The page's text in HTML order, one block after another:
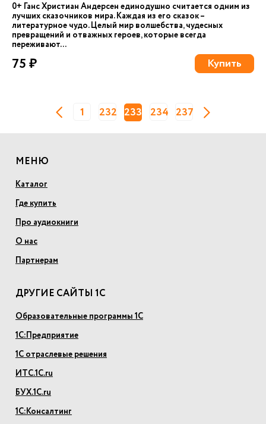
0+ Ганс Христиан Андерсен единодушно считается одним из
лучших сказочников мира. Каждая из его сказок –
литературное чудо. Целый мир волшебства, чудесных
превращений и отважных героев, которые всегда
переживают...
75 ₽ Купить
1 232 233 234 237
МЕНЮ
Каталог
Где купить
Про аудиокниги
О нас
Партнерам
ДРУГИЕ САЙТЫ 1С
Образовательные программы 1С
1С:Предприятие
1С отраслевые решения
ИТС.1С.ru
БУХ.1С.ru
1С:Консалтинг